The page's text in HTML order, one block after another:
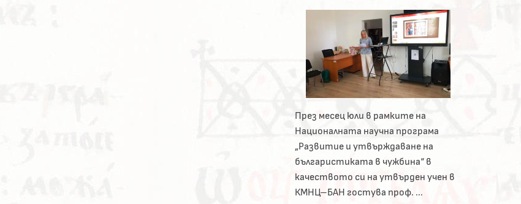
През месец юли в рамките на
Националната научна програма
„Развитие и утвърждаване на
българистиката в чужбина“ в
качеството си на утвърден учен в
КМНЦ–БАН гостува проф. ...